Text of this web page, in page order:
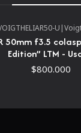
U |
50mm f3.5
Edition” LTM -
$800.000